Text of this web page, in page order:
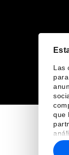
Las
que